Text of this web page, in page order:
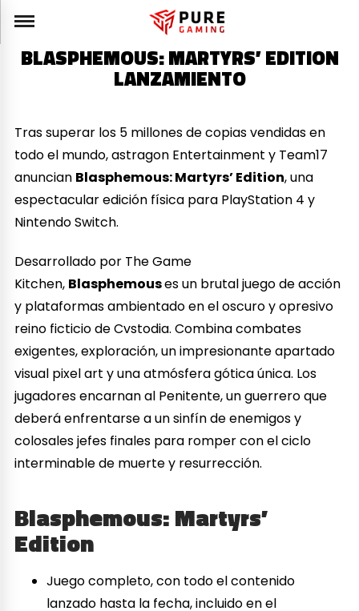
BLASPHEMOUS: MARTYRS’ EDITION
LANZAMIENTO
Tras superar los 5 millones de copias vendidas en
todo el mundo, astragon Entertainment y Team17
anuncian Blasphemous: Martyrs’ Edition, una
espectacular edición física para PlayStation 4 y
Nintendo Switch.
Desarrollado por The Game
Kitchen, Blasphemouses un brutal juego de acción
y plataformas ambientado en el oscuro y opresivo
reino ficticio de Cvstodia. Combina combates
exigentes, exploración, un impresionante apartado
visual pixel art y una atmósfera gótica única. Los
jugadores encarnan al Penitente, un guerrero que
deberá enfrentarse a un sinfín de enemigos y
colosales jefes finales para romper con el ciclo
interminable de muerte y resurrección.
Blasphemous: Martyrs’
Edition
Juego completo, con todo el contenido
lanzado hasta la fecha, incluido en el